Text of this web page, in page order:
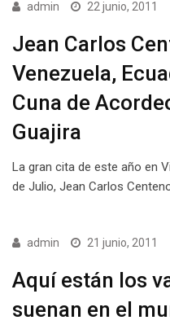
admin 22 junio, 2011
Jean Carlos
Venezuela,
Cuna de
Guajira
La gran cita de este año en
de Julio, Jean Carlos
admin 21 junio, 2011
Aquí están los
suenan en el